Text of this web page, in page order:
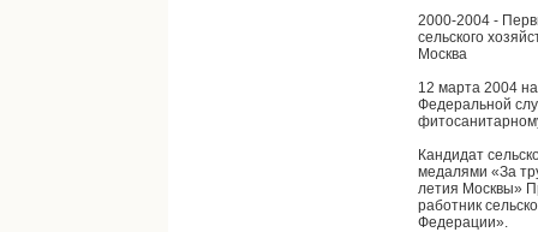
2000-2004 -
сельского
Москва
12 марта 2004
Федеральной
Кандидат
медалями «За
летия Москвы»
работник
Федерации».